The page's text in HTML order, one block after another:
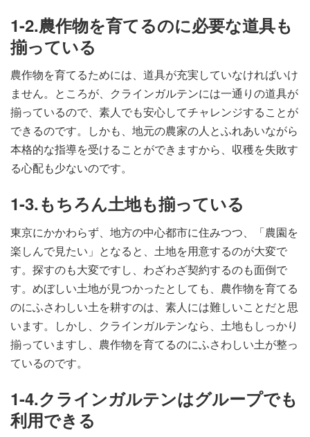
1-2.農作物を育てるのに必要な道具も
揃っている
農作物を育てるためには、道具が充実していなければいけ
ません。ところが、クラインガルテンには一通りの道具が
揃っているので、素人でも安心してチャレンジすることが
できるのです。しかも、地元の農家の人とふれあいながら
本格的な指導を受けることができますから、収穫を失敗す
る心配も少ないのです。
1-3.もちろん土地も揃っている
東京にかかわらず、地方の中心都市に住みつつ、「農園を
楽しんで見たい」となると、土地を用意するのが大変で
す。探すのも大変ですし、わざわざ契約するのも面倒で
す。めぼしい土地が見つかったとしても、農作物を育てる
のにふさわしい土を耕すのは、素人には難しいことだと思
います。しかし、クラインガルテンなら、土地もしっかり
揃っていますし、農作物を育てるのにふさわしい土が整っ
ているのです。
1-4.クラインガルテンはグループでも
利用できる